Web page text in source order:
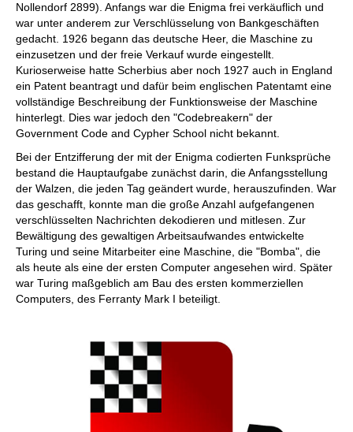
Nollendorf 2899). Anfangs war die Enigma frei verkäuflich und
war unter anderem zur Verschlüsselung von Bankgeschäften
gedacht. 1926 begann das deutsche Heer, die Maschine zu
einzusetzen und der freie Verkauf wurde eingestellt.
Kurioserweise hatte Scherbius aber noch 1927 auch in England
ein Patent beantragt und dafür beim englischen Patentamt eine
vollständige Beschreibung der Funktionsweise der Maschine
hinterlegt. Dies war jedoch den "Codebreakern" der
Government Code and Cypher School nicht bekannt.
Bei der Entzifferung der mit der Enigma codierten Funksprüche
bestand die Hauptaufgabe zunächst darin, die Anfangsstellung
der Walzen, die jeden Tag geändert wurde, herauszufinden. War
das geschafft, konnte man die große Anzahl aufgefangenen
verschlüsselten Nachrichten dekodieren und mitlesen. Zur
Bewältigung des gewaltigen Arbeitsaufwandes entwickelte
Turing und seine Mitarbeiter eine Maschine, die "Bomba", die
als heute als eine der ersten Computer angesehen wird. Später
war Turing maßgeblich am Bau des ersten kommerziellen
Computers, des Ferranty Mark I beteiligt.